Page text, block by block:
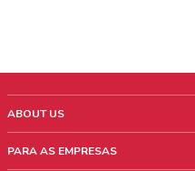
ABOUT US
PARA AS EMPRESAS